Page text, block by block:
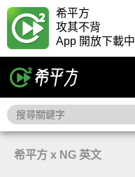
希平方
攻其不背
App 開放下載中
希平方 x NG 英文